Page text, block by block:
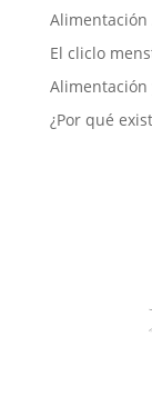
El cliclo
¿Por qué